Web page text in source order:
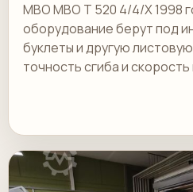
MBO MBO T 520 4/4/X 1998
оборудование берут под
буклеты и другую
точность сгиба и